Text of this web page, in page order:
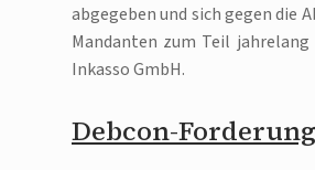
abgegeben und sich gegen die
Mandanten zum Teil
Inkasso GmbH.
Debcon-